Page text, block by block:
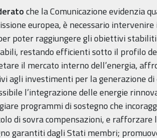
che la Comunicazione evidenzia
europea, è necessario
poter raggiungere gli obiettivi
restando efficienti sotto il profilo
il mercato interno dell’energia,
agli investimenti per la generazione
l’integrazione delle energie
programmi di sostegno che
di sovra compensazioni, e rafforzare
garantiti dagli Stati membri;